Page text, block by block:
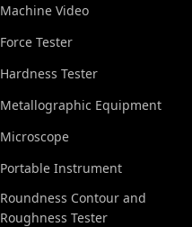
Machine Video
Force Tester
Hardness Tester
Metallographic Equipment
Microscope
Portable Instrument
Roundness Contour and
Roughness Tester